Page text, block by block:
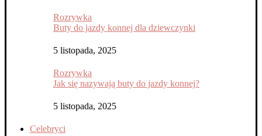
Rozrywka
Buty do jazdy konnej dla dziewczynki
5 listopada, 2025
Rozrywka
Jak się nazywają buty do jazdy konnej?
5 listopada, 2025
Celebryci